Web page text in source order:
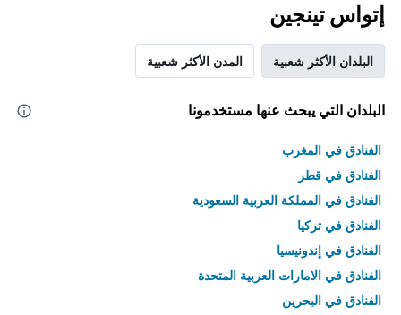
إتواس تينجين
البلدان الأكثر شعبية المدن الأكثر شعبية
البلدان التي يبحث عنها مستخدمونا
الفنادق في المغرب
الفنادق في قطر
الفنادق في المملكة العربية السعودية
الفنادق في تركيا
الفنادق في إندونيسيا
الفنادق في الامارات العربية المتحدة
الفنادق في البحرين